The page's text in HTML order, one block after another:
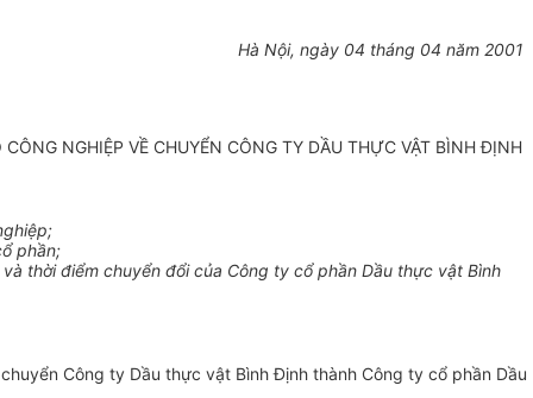
Hà Nội, ngày 04 tháng 04 năm 2001
NGHIỆP VỀ CHUYỂN CÔNG TY DẦU THỰC VẬT BÌNH ĐỊNH
phần;
thời điểm chuyển đổi của Công ty cổ phần Dầu thực vật Bình
Công ty Dầu thực vật Bình Định thành Công ty cổ phần Dầu